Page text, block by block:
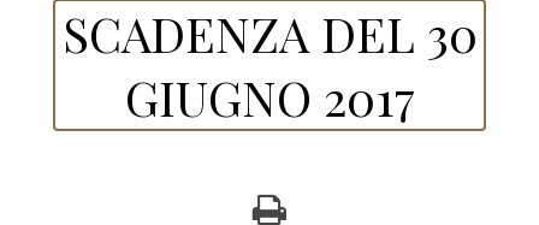
SCADENZA DEL 30
GIUGNO 2017